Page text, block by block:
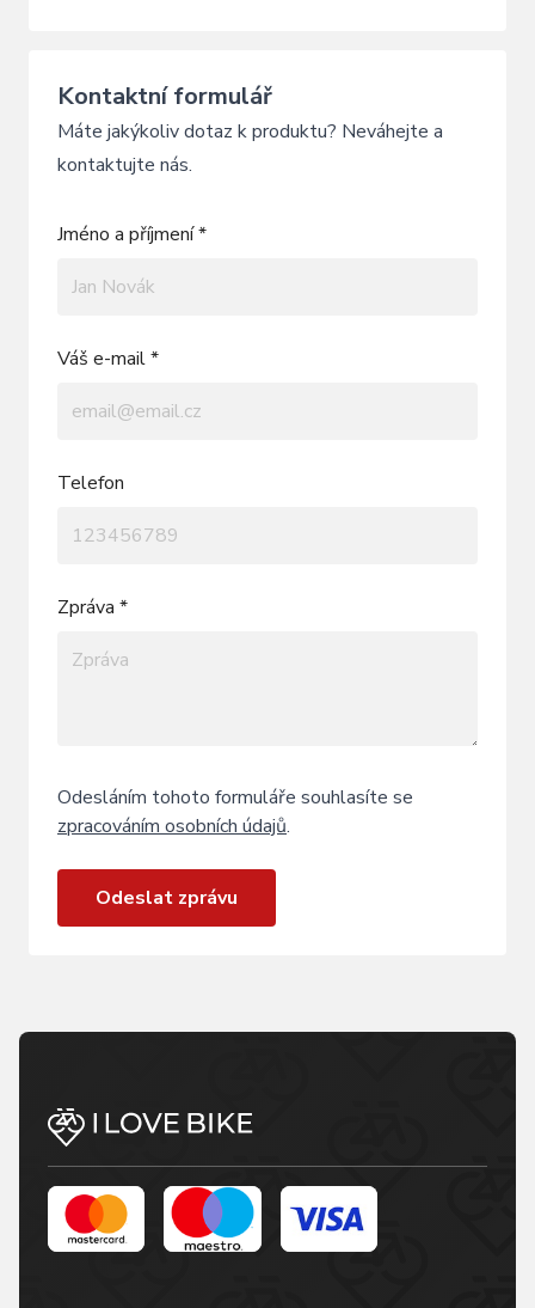
Kontaktní formulář
Máte jakýkoliv dotaz k produktu? Neváhejte a
kontaktujte nás.
Jméno a příjmení *
Váš e-mail *
Telefon
Zpráva *
Odesláním tohoto formuláře souhlasíte se
zpracováním osobních údajů.
Odeslat zprávu